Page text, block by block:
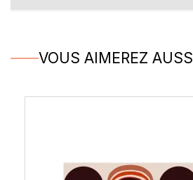
VOUS AIMEREZ AUSSI